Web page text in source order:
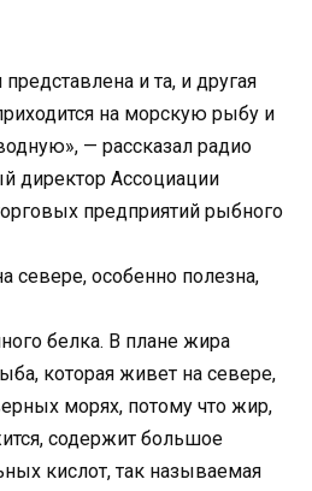
и та, и другая
на морскую рыбу и
— рассказал радио
директор Ассоциации
предприятий рыбного
севере, особенно полезна,
белка. В плане жира
которая живет на севере,
морях, потому что жир,
содержит большое
кислот, так называемая